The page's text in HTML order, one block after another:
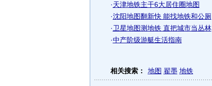
·天津地铁主干6大居住圈地图
·沈阳地图翻新快 能找地铁和公厕
·卫星地图测地铁 直把城市当丛林
·中产阶级游艇生活指南
相关搜索： 地图 翟墨 地铁